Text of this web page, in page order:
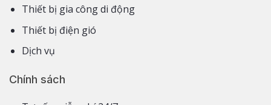
Thiết bị gia công di động
Thiết bị điện gió
Dịch vụ
Chính sách